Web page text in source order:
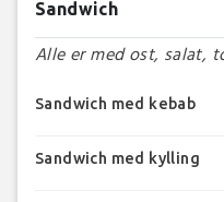
Sandwich
Alle er med ost, salat,
Sandwich med kebab
Sandwich med kylling